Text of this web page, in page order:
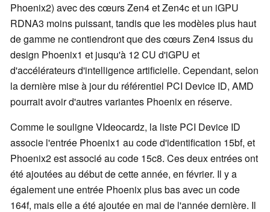
Phoenix2) avec des cœurs Zen4 et Zen4c et un iGPU
RDNA3 moins puissant, tandis que les modèles plus haut
de gamme ne contiendront que des cœurs Zen4 issus du
design Phoenix1 et jusqu'à 12 CU d'iGPU et
d'accélérateurs d'intelligence artificielle. Cependant, selon
la dernière mise à jour du référentiel PCI Device ID, AMD
pourrait avoir d'autres variantes Phoenix en réserve.
Comme le souligne VIdeocardz, la liste PCI Device ID
associe l'entrée Phoenix1 au code d'identification 15bf, et
Phoenix2 est associé au code 15c8. Ces deux entrées ont
été ajoutées au début de cette année, en février. Il y a
également une entrée Phoenix plus bas avec un code
164f, mais elle a été ajoutée en mai de l'année dernière. Il